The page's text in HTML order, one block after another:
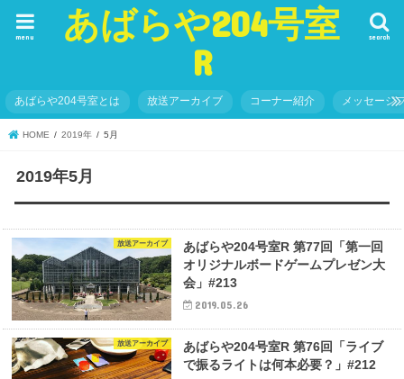
あばらや204号室
R
search
menu
あばらや204号室とは 放送アーカイブ コーナー紹介 メッセージ
HOME 2019年 5月
2019年5月
放送アーカイブ
あばらや204号室R 第77回「第一回
オリジナルボードゲームプレゼン大
会」#213
2019.05.26
放送アーカイブ
あばらや204号室R 第76回「ライブ
で振るライトは何本必要？」#212